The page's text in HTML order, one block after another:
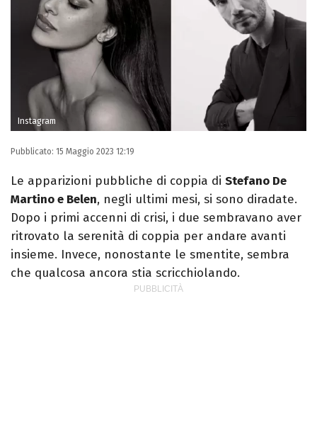
Instagram
Pubblicato: 15 Maggio 2023 12:19
Le apparizioni pubbliche di coppia di Stefano De
Martino e Belen, negli ultimi mesi, si sono diradate.
Dopo i primi accenni di crisi, i due sembravano aver
ritrovato la serenità di coppia per andare avanti
insieme. Invece, nonostante le smentite, sembra
che qualcosa ancora stia scricchiolando.